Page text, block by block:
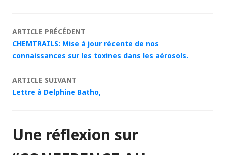
Navigation
des
articles
ARTICLE PRÉCÉDENT
CHEMTRAILS: Mise à jour récente de nos
connaissances sur les toxines dans les aérosols.
ARTICLE SUIVANT
Lettre à Delphine Batho,
Une réflexion sur